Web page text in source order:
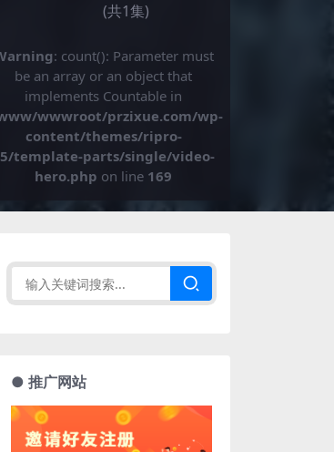
(共1集)
: count(): Parameter must
be an array or an object that
implements Countable in
wwwroot/przixue.com/wp-
content/themes/ripro-
template-parts/single/video-
hero.php on line 169
● 推广网站